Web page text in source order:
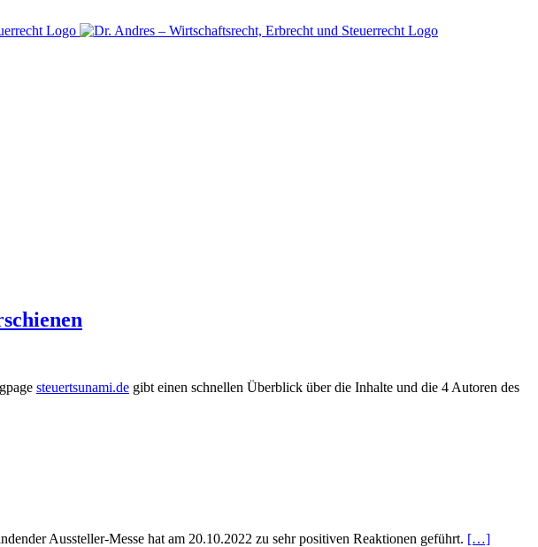
steuertsunami.de gibt einen schnellen Überblick über die Inhalte und die 4 Autoren des
Aussteller-Messe hat am 20.10.2022 zu sehr positiven Reaktionen geführt. […]